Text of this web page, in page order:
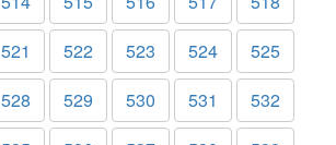
521 522 523 524
525
528 529 530 531
532